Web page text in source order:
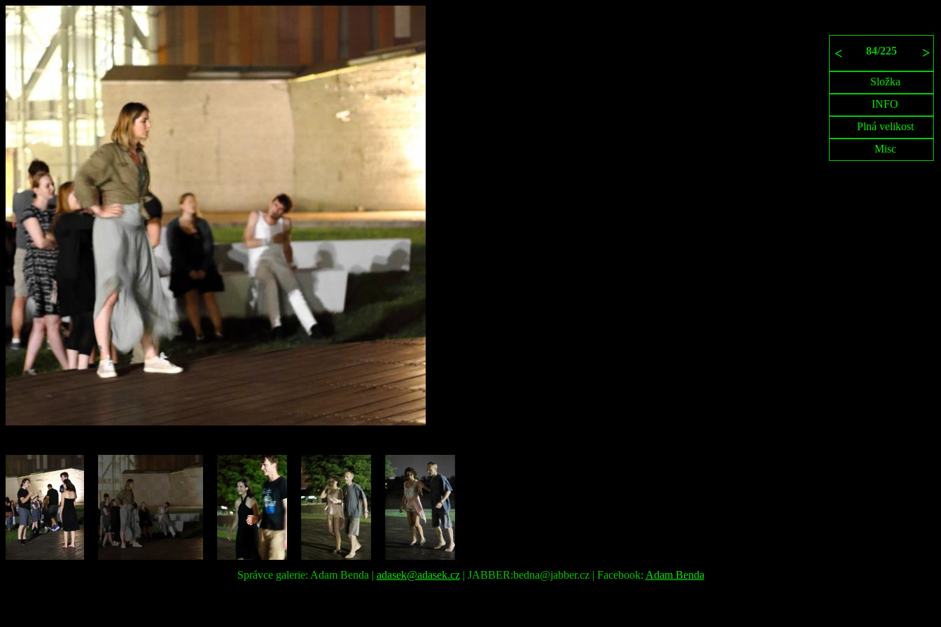
< 84/225 >
Složka
INFO
Plná velikost
Misc
Správce galerie: Adam Benda | adasek@adasek.cz| JABBER:bedna@jabber.cz | Facebook: Adam Benda